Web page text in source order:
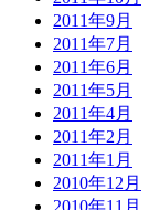
2011年9月
2011年7月
2011年6月
2011年5月
2011年4月
2011年2月
2011年1月
2010年12月